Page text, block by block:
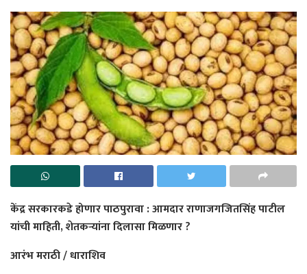
केंद्र सरकारकडे होणार पाठपुरावा : आमदार राणाजगजितसिंह पाटील
यांची माहिती, शेतकऱ्यांना दिलासा मिळणार ?
आरंभ मराठी / धाराशिव